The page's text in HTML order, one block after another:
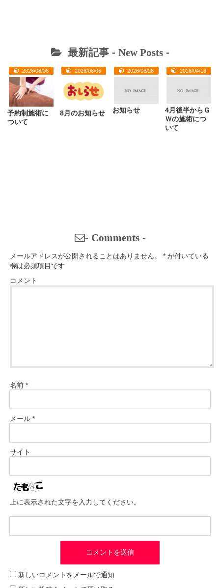
最新記事 - New Posts-
2026/08/06
予約制施術に
ついて
2026/08/06
8月のお知らせ
2026/06/26
お知らせ
2026/04/13
4月後半からＧ
Ｗの施術につ
いて
- Comments-
メールアドレスが公開されることはありません。 * が付いている
欄は必須項目です
コメント
名前 *
メール *
サイト
上に表示された文字を入力してください。
新しいコメントをメールで通知